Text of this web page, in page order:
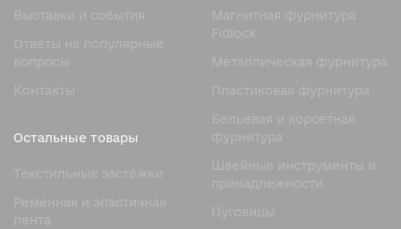
Выставки и события
Ответы на популярные
вопросы
Контакты
Магнитная фурнитура
Fidlock
Металлическая фурнитура
Пластиковая фурнитура
Бельевая и корсетная
фурнитура
Швейные инструменты и
принадлежности
Пуговицы
Остальные товары
Текстильные застёжки
Ременная и эластичная
лента